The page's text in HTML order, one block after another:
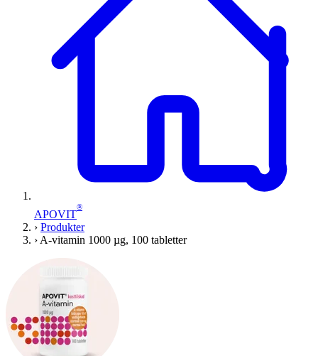
APOVIT
®
› Produkter
› A-vitamin 1000 µg, 100 tabletter